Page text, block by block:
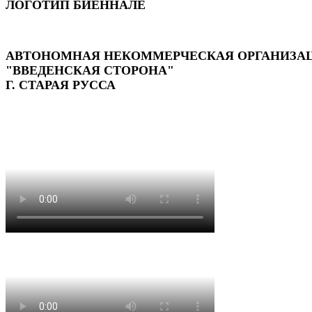
ЛОГОТИП БИЕННАЛЕ
АВТОНОМНАЯ НЕКОММЕРЧЕСКАЯ
"ВВЕДЕНСКАЯ СТОРОНА"
Г. СТАРАЯ РУССА